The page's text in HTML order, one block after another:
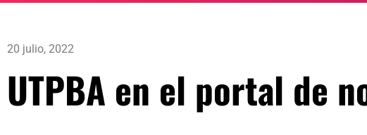
20 julio, 2022
UTPBA en el portal de